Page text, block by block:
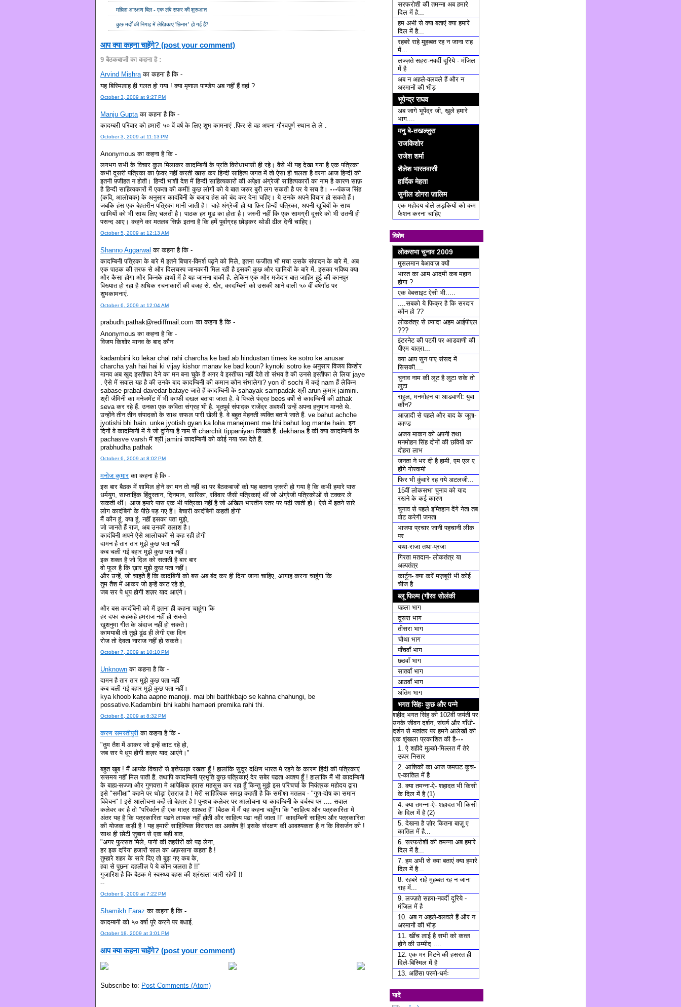
महिला आरक्षण बिल - एक लंबे सफर की शुरूआत
कुछ मर्दों की निगाह में लेखिकाएं 'छिनार’ हो गई हैं?
आप क्या कहना चाहेंगे? (post your comment)
9 बैठकबाजों का कहना है :
Arvind Mishraका कहना है कि -
यह बिस्मिलाह ही गलत हो गया ! क्या मृणाल पाण्डेय अब नहीं हैं वहां ?
October 3, 2009 at 9:27 PM
Manju Gupta का कहना है कि -
कादम्बरी परिवार को हमारी ५० वें वर्ष के लिए शुभ कामनाएं .फिर से वह अपना गौरवपूर्ण स्थान ले ले .
October 3, 2009 at 11:13 PM
Anonymous का कहना है कि -
लगभग सभी के विचार कुल मिलाकर कादम्बिनी के प्रति विरोधाभासी ही रहे। वैसे भी यह देखा गया है एक पत्रिका
कभी दूसरी पत्रिका का फ़ेवर नहीं करती खास कर हिन्दी साहित्य जगत में तो ऐसा ही चलता है वरना आज हिन्दी की
इतनी फ़्जीहत न होती। हिन्दी भाशी देश में हिन्दी साहित्यकारों की अपे्क्षा अंग्रेजी साहित्यकारों का नाम है कारण साफ़
है हिन्दी साहित्यकारों में एकता की कमी! कुछ लोगों को ये बात जरुर बुरी लग सकती है पर ये सच है। ॰॰॰पंकज सिंह
(कवि, आलोचक) के अनुसार कादंबिनी के बजाय हंस को बंद कर देना चहिए। ये उनके अपने विचार हो सकते हैं।
जबकि हंस एक बेहतरीन पत्रिका मानी जाती है। चाहे अंग्रेजी हो या फ़िर हिन्दी पत्रिका, अपनी खूबियों के साथ
खामियों को भी साथ लिए चलती है। पाठक हर मूड का होता है। जरुरी नहीं कि एक सामग्री दूसरे को भी उतनी ही
पसन्द आए। कहने का मतलब सिर्फ़ इतना है कि हमें पूर्वाग्रह छोड्कर थोडी ढील देनी चाहिए।
October 5, 2009 at 12:13 AM
Shanno Aggarwal का कहना है कि -
कादम्बिनी पत्रिका के बारे में इतने बिचार-विमर्श पढ़ने को मिले, इतना फजीता भी मचा उसके संपादन के बारे में. अब
एक पाठक की तरफ से और दिलचस्प जानकारी मिल रही है इसकी कुछ और खामियों के बारे में. इसका भविष्य क्या
और कैसा होगा और किनके हाथों में है यह जानना बाकी है. लेकिन एक और मजेदार बात जाहिर हुई की कानपुर
विख्यात हो रहा है अधिक रचनाकारों की वजह से. खैर, कादम्बिनी को उसकी आने वाली ५० वीं वर्षगाँठ पर
शुभकामनाएं.
October 6, 2009 at 12:04 AM
prabudh.pathak@rediffmail.com का कहना है कि -
Anonymous का कहना है कि -
विजय किशोर मानव के बाद कौन
kadambini ko lekar chal rahi charcha ke bad ab hindustan times ke sotro ke anusar
charcha yah hai hai ki vijay kishor manav ke bad koun? kynoki sotro ke अनुसार विजय किशोर
मानव अब खुद इस्तीफा देने का मन बना चुके हैं अगर वे इस्तीफा नहीं देते तो संभव है की उनसे इस्तीफा ले लिया jaye
. ऐसे में सवाल यह है की उनके बाद कादम्बिनी की कमान कौन संभालेगा? yon तो sochi में कई nam हैं लेकिन
sabase prabal davedar bataye जाते हैं कादम्बिनी के sahayak sampadak श्री arun कुमार jaimini.
श्री जैमिनी का मनेजमेंट में भी काफी दखल बताया जाता है. वे पिचले पंद्रह bees वर्षो से कादम्बिनी की athak
seva कर रहे हैं. उनका एक कविता संग्रह भी है. भूतपूर्व संपादक राजेंद्र अवश्थी उन्हें अपना हनुमान मानते थे.
उन्होंने तीन तीन संपादको के साथ सफल पारी खेली है. वे बहुत मेहनती व्यक्ति बताये जाते हैं. ve bahut achche
jyotishi bhi hain. unke jyotish gyan ka loha manejment me bhi bahut log mante hain. इन
दिनों वे कादम्बिनी में ये जो दुनिया है नाम से charchit tippaniyan लिखते हैं. dekhana है की क्या कादम्बिनी के
pachasve varsh में श्री jamini कादम्बिनी को कोई नया रूप देते हैं.
prabhudha pathak
October 6, 2009 at 8:02 PM
मनोज कुमार का कहना है कि -
इस बार बैठक में शामिल होने का मन तो नहीं था पर बैठकबाजों को यह बताना ज़रूरी हो गया है कि कभी हमारे पास
धर्मयुग, साप्ताहिक हिंदुस्तान, दिनमान, सारिका, रविवार जैसी पत्रिकाएं थीं जो अंग्रेजी पत्रिकोओं से टक्कर ले
सकती थीं। आज हमारे पास एक भी पत्रिका नहीं है जो अखिल भारतीय स्तर पर पढ़ी जाती हो। ऐसे में इतने सारे
लोग कादंबिनी के पीछे पड़ गए हैं। बेचारी कादंबिनी कहती होगी
मैं कौन हूं, क्या हूं, नहीं इसका पता मुझे,
जो जानते हैं राज, अब उनकी तलाश है।
कादंबिनी अपने ऐसे आलोचकों से कह रही होगी
दामन है तार तार मुझे कुछ पता नहीं
कब चली गई बहार मुझे कुछ पता नहीं।
इक शक्ल है जो दिल को सताती है बार बार
वो फूल है कि ख़ार मुझे कुछ पता नहीं।
और उन्हें, जो चाहते हैं कि कादंबिनी को बस अब बंद कर ही दिया जाना चाहिए, आगाह करना चाहूंगा कि
तुम तैश में आकर जो इन्हें काट रहे हो,
जब सर पे धूप होगी शज़र याद आएंगे।
और बस कादंबिनी को मैं इतना ही कहना चाहूंगा कि
हर दफा कहकहे हमराज नहीं हो सकते
खुशनुमा गीत के अंदाज नहीं हो सकते।
कामयाबी तो तुझे ढूंढ ही लेगी एक दिन
रोज तो देवता नाराज नहीं हो सकते।
October 7, 2009 at 10:10 PM
Unknown का कहना है कि -
दामन है तार तार मुझे कुछ पता नहीं
कब चली गई बहार मुझे कुछ पता नहीं।
kya khoob kaha aapne manojji. mai bhi baithkbajo se kahna chahungi, be
possative.Kadambini bhi kabhi hamaeri premika rahi thi.
October 8, 2009 at 8:32 PM
करण समस्तीपुरी का कहना है कि -
"तुम तैश में आकर जो इन्हें काट रहे हो,
जब सर पे धूप होगी शज़र याद आएंगे।"
बहुत खूब ! मैं आपके विचारों से इत्तेफ़ाक़ रखता हूँ ! हालांकि सुदूर दक्षिण भारत मे रहने के कारण हिंदी की पत्रिकाएं
ससमय नहीं मिल पाती हैं. तथापि कादम्बिनी प्रभृति कुछ पत्रिकाएं देर सबेर पढता अवश्य हूँ ! हालांकि मैं भी कादम्बिनी
के बाह्य-सज्जा और गुणवत्ता मे आपेक्षिक ह्रास महसूस कर रहा हूँ किन्तु मुझे इस परिचर्चा के नियंत्रक महोदय द्वारा
इसे "समीक्षा" कहने पर थोड़ा ऐतराज़ है ! मेरी साहित्यिक समझ कहती है कि समीक्षा मतलब - "गुण-दोष का समान
विवेचन" ! इसे आलोचना कहें तो बेहतर है ! पुनश्च कलेवर पर आलोचना या कादम्बिनी के वर्चस्व पर .... सवाल
कलेवर का है तो "परिवर्तन ही एक मात्र शाश्वत है" !बैठक में मैं यह कहना चाहूँगा कि "साहित्य और पत्रकारिता मे
अंतर यह है कि पत्रकारिता पढने लायक नहीं होती और साहित्य पढा नहीं जाता !!" कादम्बिनी साहित्य और पत्रकारिता
की योजक कड़ी है ! यह हमारी साहित्यिक विरासत का अवशेष है! इसके संरक्षण की आवश्यकता है न कि विसर्जन की !
साथ ही छोटी जुबान से एक बड़ी बात,
"अगर फुरसत मिले, पानी की तहरीरों को पढ़ लेना,
हर इक दरिया हजारों साल का अफ़साना कहता है !
तुम्हारे शहर के सारे दिए तो बुझ गए कब के,
हवा से पूछना दहलीज़ पे ये कौन जलता है !!"
गुजारिश है कि बैठक मे स्वस्थ्य बहस की श्रंखला जारी रहेगी !!
--
October 9, 2009 at 7:22 PM
Shamikh Faraz का कहना है कि -
कादम्बनी को ५० वर्षा पूरे करने पर बधाई.
October 18, 2009 at 3:01 PM
आप क्या कहना चाहेंगे? (post your comment)
Subscribe to: Post Comments (Atom)
सरफरोशी की तमन्ना अब हमारे
दिल में है...
हम अभी से क्या बताएं क्या हमारे
दिल में है...
रहबरे राहे मुहब्बत रह न जाना राह
में...
लज्ज़ते सहरा-नवर्दी दूरिये - मंजिल
में है
अब न अहले-वलवले हैं और न
अरमानों की भीड़
भूपेन्द्र राघव
अब जागे भूपेंद्र जी, खुले हमारे
भाग....
मनु बे-तखल्लुस
राजकिशोर
राजेश शर्मा
शैलेश भारतवासी
हार्दिक मेहता
सुनील डोगरा ज़ालिम
एक महोदय बोले लड़कियों को कम
फैशन करना चाहिए
विशेष
लोकसभा चुनाव 2009
मुसलमान बेआवाज़ क्यों
भारत का आम आदमी कब महान
होगा ?
एक वेबसाइट ऐसी भी.....
....सबको ये फिक्र है कि सरदार
कौन हो ??
लोकतंत्र से ज़्यादा अहम आईपीएल
???
इंटरनेट की पटरी पर आडवाणी की
पीएम यात्रा...
क्या आप सुन पाए संसद में
सिसकी....
चुनाव नाम की लूट है लुटा सके तो
लुटा
राहुल, मनमोहन या आडवाणी: युवा
कौन?
आज़ादी से पहले और बाद के जूता-
काण्ड
अजय माकन को अपनी तथा
मनमोहन सिंह दोनों की छवियों का
दोहरा लाभ
जनता ने भर दी है हामी, एम एल ए
होंगे गोस्वामी
फिर भी कुंवारे रह गये अटलजी...
15वीं लोकसभा चुनाव को याद
रखने के कई कारण
चुनाव से पहले इम्तिहान देंगे नेता तब
वोट करेगी जनता
भाजपा प्रचार जानी पहचानी लीक
पर
यथा-राजा तथा-प्रजा
गिरता मतदान- लोकतंत्र या
अल्पतंत्र
कार्टून- क्या करें मज़बूरी भी कोई
चीज है
ब्लू फिल्म (गौरव सोलंकी
पहला भाग
दूसरा भाग
तीसरा भाग
चौथा भाग
पाँचवाँ भाग
छठवाँ भाग
सातवाँ भाग
आठवाँ भाग
अंतिम भाग
भगत सिंहः कुछ और पन्ने
शहीद भगत सिंह की 102वीं जयंती पर
उनके जीवन दर्शन, संघर्ष और गाँधी-
दर्शन से मतांतर पर हमने आलेखों की
एक शृंखला प्रकाशित की है॰॰॰
1. ऐ शहीदे मुल्को-मिल्लत मैं तेरे
ऊपर निसार
2. आशिकों का आज जमघट कूच-
ए-कातिल में है
3. क्या तमन्ना-ऐ- शहादत भी किसी
के दिल में है (1)
4. क्या तमन्ना-ऐ- शहादत भी किसी
के दिल में है (2)
5. देखना है ज़ोर कितना बाज़ू ए
कातिल में है...
6. सरफरोशी की तमन्ना अब हमारे
दिल में है...
7. हम अभी से क्या बताएं क्या हमारे
दिल में है...
8. रहबरे राहे मुहब्बत रह न जाना
राह में...
9. लज्ज़ते सहरा-नवर्दी दूरिये -
मंजिल में है
10. अब न अहले-वलवले हैं और न
अरमानों की भीड़
11. खींच लाई है सभी को कत्ल
होने की उम्मीद ....
12. एक मर मिटने की हसरत ही
दिले-बिस्मिल में है
13. अहिंसा परमो-धर्मः
यादें